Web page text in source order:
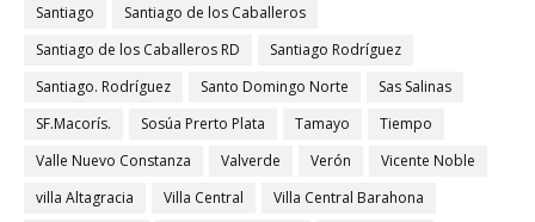
Santiago
Santiago de los Caballeros
Santiago de los Caballeros RD
Santiago Rodríguez
Santiago. Rodríguez
Santo Domingo Norte
Sas Salinas
SF.Macorís.
Sosúa Prerto Plata Tamayo
Tiempo
Valle Nuevo Constanza
Valverde Verón
Vicente Noble
villa Altagracia
Villa Central
Villa Central Barahona